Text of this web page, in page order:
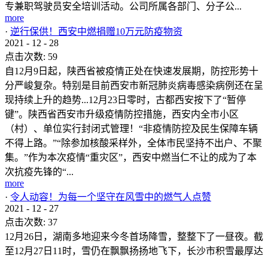
专兼职驾驶员安全培训活动。公司所属各部门、分子公...
more
· 逆行保供！西安中燃捐赠10万元防疫物资
2021 - 12 - 28
点击次数: 59
自12月9日起，陕西省被疫情正处在快速发展期，防控形势十
分严峻复杂。特别是目前西安市新冠肺炎病毒感染病例还在呈
现持续上升的趋势...12月23日零时，古都西安按下了“暂停
键”。陕西省西安市升级疫情防控措施，西安内全市小区
（村）、单位实行封闭式管理！“非疫情防控及民生保障车辆
不得上路。”“除参加核酸采样外，全体市民坚持不出户、不聚
集。”作为本次疫情“重灾区”，西安中燃当仁不让的成为了本
次抗疫先锋的“...
more
· 令人动容！为每一个坚守在风雪中的燃气人点赞
2021 - 12 - 27
点击次数: 37
12月26日，湖南多地迎来今冬首场降雪，整整下了一昼夜。截
至12月27日11时，雪仍在飘飘扬扬地飞下，长沙市积雪最厚达